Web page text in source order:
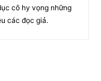
cô hy vọng những
các đọc giả.